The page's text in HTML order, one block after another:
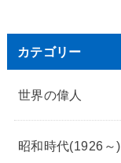
カテゴリー
世界の偉人
昭和時代(1926～)